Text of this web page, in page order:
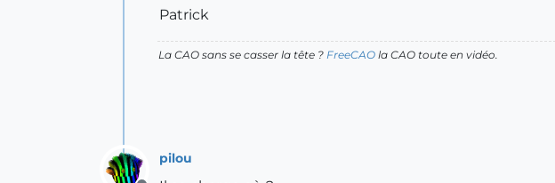
Patrick
La CAO sans se casser la tête ? FreeCAO la CAO toute en vidéo.
pilou